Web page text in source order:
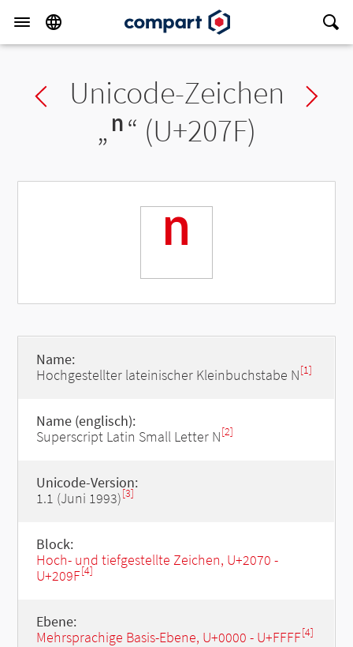
Previous char
Unicode-Zeichen
„ⁿ“ (U+207F)
ⁿ
Name:
Hochgestellter lateinischer Kleinbuchstabe N[1]
Name (englisch):
Superscript Latin Small Letter N[2]
Unicode-Version:
1.1 (Juni 1993)[3]
Block:
Hoch- und tiefgestellte Zeichen, U+2070 -
U+209F[4]
Ebene:
Mehrsprachige Basis-Ebene, U+0000 - U+FFFF[4]